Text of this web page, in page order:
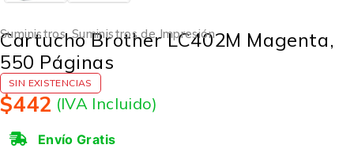
Suministros,Suministros de Impresión
Cartucho Brother LC402M Magenta,
550 Páginas
SIN EXISTENCIAS
$442 (IVA Incluido)
Envío Gratis